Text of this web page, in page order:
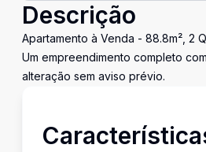
Descrição
Apartamento à Venda - 88.8m², 2
Um empreendimento completo
alteração sem aviso prévio.